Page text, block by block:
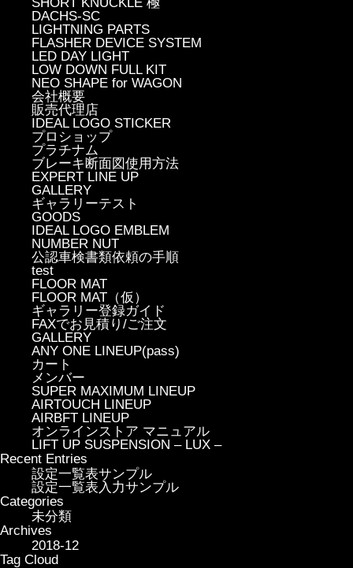
DACHS-SC
LIGHTNING PARTS
FLASHER DEVICE SYSTEM
LED DAY LIGHT
LOW DOWN FULL KIT
NEO SHAPE for WAGON
会社概要
販売代理店
IDEAL LOGO STICKER
プロショップ
プラチナム
ブレーキ断面図使用方法
EXPERT LINE UP
GALLERY
ギャラリーテスト
GOODS
IDEAL LOGO EMBLEM
NUMBER NUT
公認車検書類依頼の手順
test
FLOOR MAT
FLOOR MAT（仮）
ギャラリー登録ガイド
FAXでお見積り/ご注文
GALLERY
ANY ONE LINEUP(pass)
カート
メンバー
SUPER MAXIMUM LINEUP
AIRTOUCH LINEUP
AIRBFT LINEUP
オンラインストア マニュアル
LIFT UP SUSPENSION – LUX –
Recent Entries
設定一覧表サンプル
設定一覧表入力サンプル
Categories
未分類
Archives
2018-12
Tag Cloud